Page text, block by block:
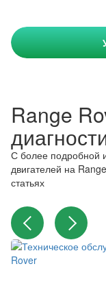
Range Rover: ТО - ремонт и
С более подробной
двигателей на
статьях